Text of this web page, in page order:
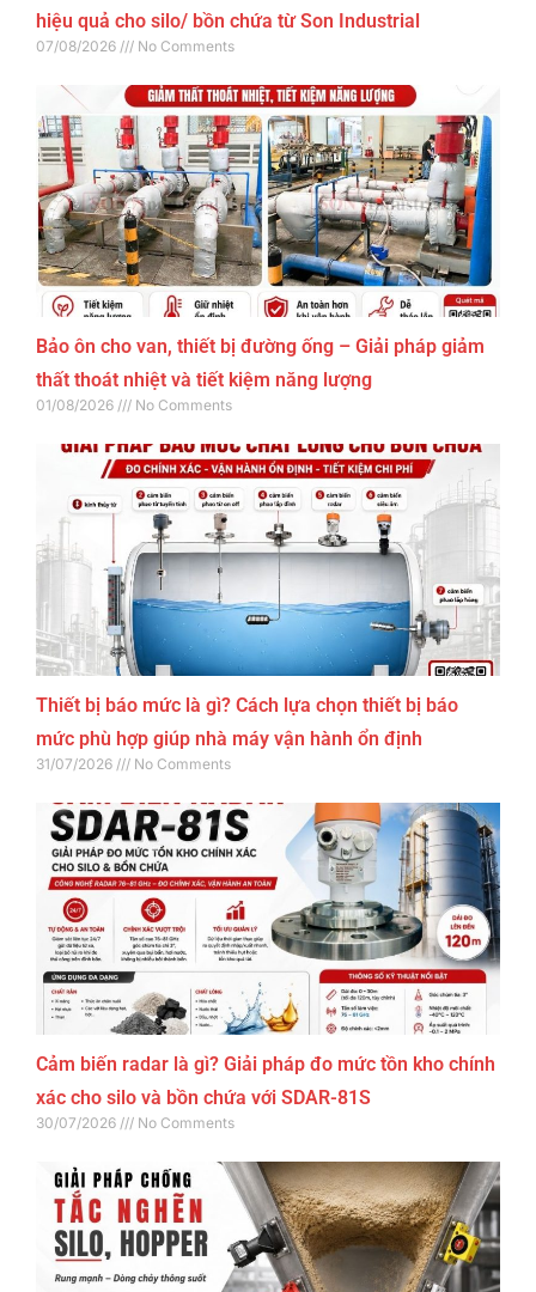
hiệu quả cho silo/ bồn chứa từ Son Industrial
07/08/2026 No Comments
Bảo ôn cho van, thiết bị đường ống – Giải pháp giảm
thất thoát nhiệt và tiết kiệm năng lượng
01/08/2026 No Comments
Thiết bị báo mức là gì? Cách lựa chọn thiết bị báo
mức phù hợp giúp nhà máy vận hành ổn định
31/07/2026 No Comments
Cảm biến radar là gì? Giải pháp đo mức tồn kho chính
xác cho silo và bồn chứa với SDAR-81S
30/07/2026 No Comments